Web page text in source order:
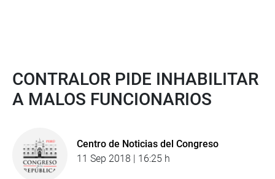
CONTRALOR PIDE INHABILITAR
A MALOS FUNCIONARIOS
Centro de Noticias del Congreso
11 Sep 2018 | 16:25 h